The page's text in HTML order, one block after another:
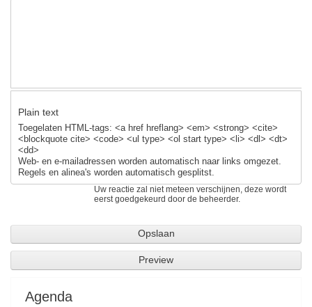
Plain text
Toegelaten HTML-tags: <a href hreflang> <em> <strong> <cite>
<blockquote cite> <code> <ul type> <ol start type> <li> <dl> <dt>
<dd>
Web- en e-mailadressen worden automatisch naar links omgezet.
Regels en alinea's worden automatisch gesplitst.
Uw reactie zal niet meteen verschijnen, deze wordt
eerst goedgekeurd door de beheerder.
Agenda